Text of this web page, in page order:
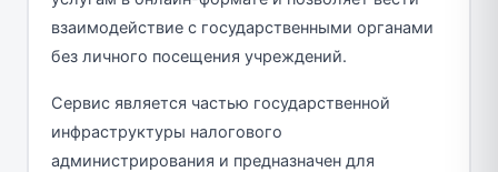
взаимодействие с государственными органами
без личного посещения учреждений.
Сервис является частью государственной
инфраструктуры налогового
администрирования и предназначен для